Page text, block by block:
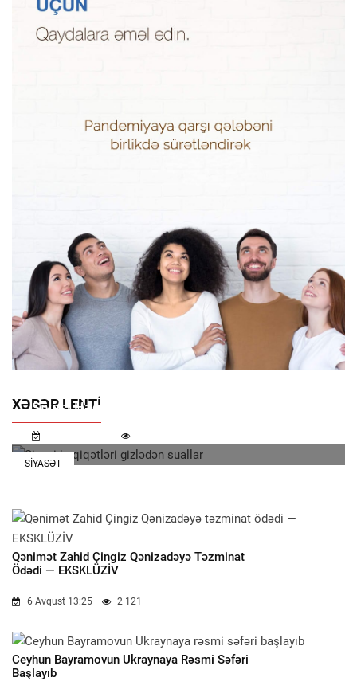
XƏBƏR LENTI
SIYASƏT
Siyasi Həqiqətləri Gizlədən Suallar
Qənimət Zahid Çingiz Qənizadəyə Təzminat
Ödədi — EKSKLÜZİV
6 Avqust 13:25 2 121
Ceyhun Bayramovun Ukraynaya Rəsmi Səfəri
Başlayıb